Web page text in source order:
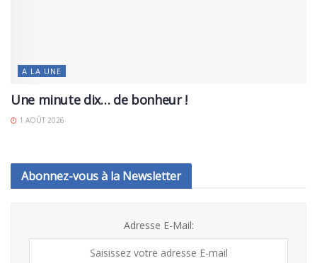
A LA UNE
Une minute dix… de bonheur !
1 AOÛT 2026
Abonnez-vous à la Newsletter
Adresse E-Mail: